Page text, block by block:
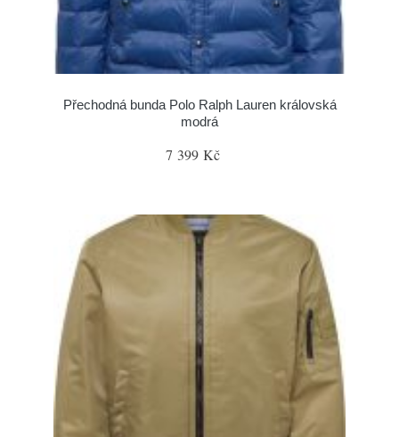
Přechodná bunda Polo Ralph Lauren královská
modrá
7 399 Kč